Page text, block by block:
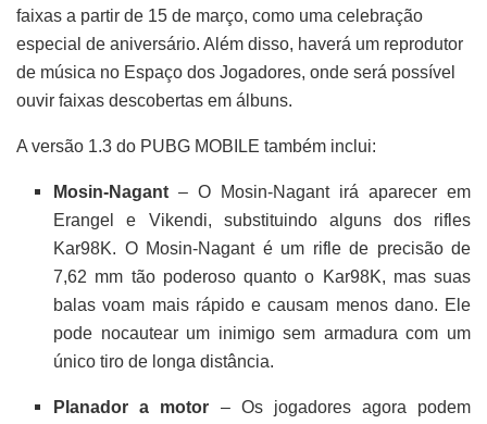
faixas a partir de 15 de março, como uma celebração
especial de aniversário. Além disso, haverá um reprodutor
de música no Espaço dos Jogadores, onde será possível
ouvir faixas descobertas em álbuns.
A versão 1.3 do PUBG MOBILE também inclui:
Mosin-Nagant – O Mosin-Nagant irá aparecer em
Erangel e Vikendi, substituindo alguns dos rifles
Kar98K. O Mosin-Nagant é um rifle de precisão de
7,62 mm tão poderoso quanto o Kar98K, mas suas
balas voam mais rápido e causam menos dano. Ele
pode nocautear um inimigo sem armadura com um
único tiro de longa distância.
Planador a motor – Os jogadores agora podem